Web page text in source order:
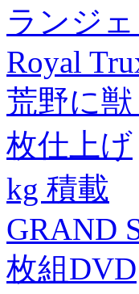
ランジ
Royal
荒野に
枚仕上げ
kg 積載
GRAND
枚組DVD